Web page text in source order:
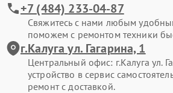
+7 (484) 233-04-87
Свяжитесь с нами любым
поможем с ремонтом техники
г.Калуга ул. Гагарина, 1
Центральный офис: г.Калуга ул.
устройство в сервис
ремонт с доставкой.